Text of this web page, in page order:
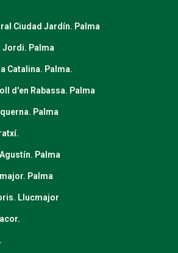
Ciudad Jardín. Palma
Jordi. Palma
Catalina. Palma.
d'en Rabassa. Palma
Palma
Palma
Palma
Llucmajor